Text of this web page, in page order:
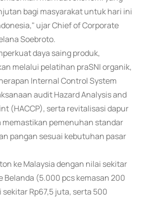
bagi masyarakat untuk hari ini
ujar Chief of Corporate
Soebroto.
daya saing produk,
melalui pelatihan praSNI organik,
Internal Control System
audit Hazard Analysis and
(HACCP), serta revitalisasi dapur
memastikan pemenuhan standar
pangan sesuai kebutuhan pasar
ke Malaysia dengan nilai sekitar
Belanda (5.000 pcs kemasan 200
Rp67,5 juta, serta 500